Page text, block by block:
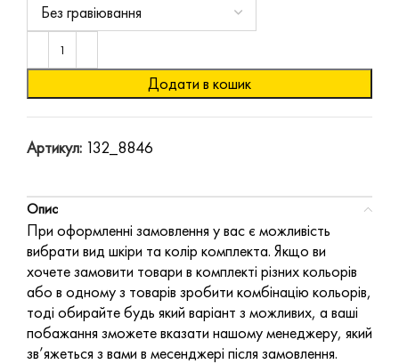
Додати в кошик
Артикул: 132_8846
Опис
При оформленні замовлення у вас є можливість
вибрати вид шкіри та колір комплекта. Якщо ви
хочете замовити товари в комплекті різних кольорів
або в одному з товарів зробити комбінацію кольорів,
тоді обирайте будь який варіант з можливих, а ваші
побажання зможете вказати нашому менеджеру, який
зв’яжеться з вами в месенджері після замовлення.